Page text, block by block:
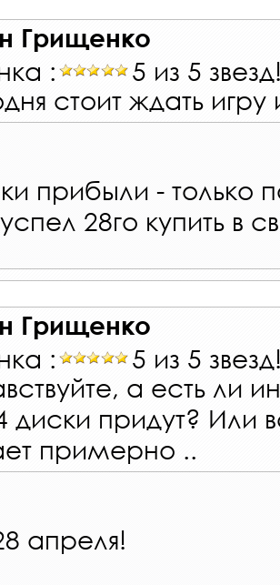
Грищенко
:
5 из 5
стоит ждать
прибыли - только
28го купить в
Грищенко
:
5 из 5
а есть ли
диски придут? Или
примерно ..
апреля!